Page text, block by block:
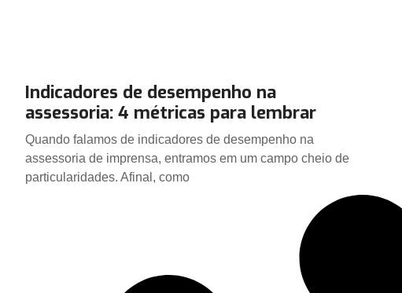
Indicadores de desempenho na
assessoria: 4 métricas para lembrar
Quando falamos de indicadores de desempenho na
assessoria de imprensa, entramos em um campo cheio de
particularidades. Afinal, como